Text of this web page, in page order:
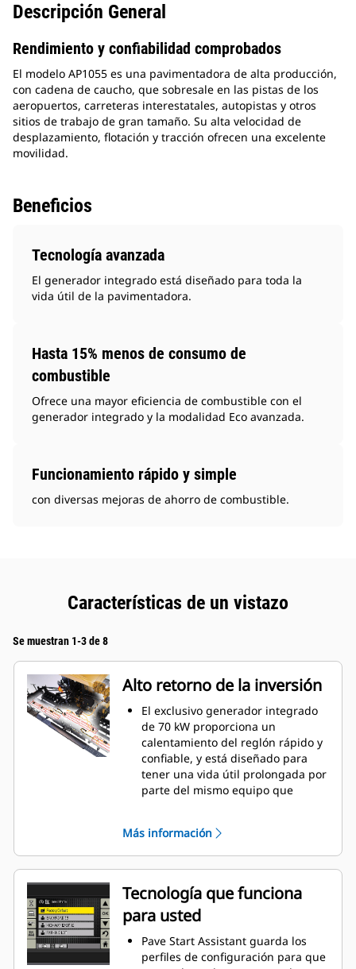
Descripción General
Rendimiento y confiabilidad comprobados
El modelo AP1055 es una pavimentadora de alta producción,
con cadena de caucho, que sobresale en las pistas de los
aeropuertos, carreteras interestatales, autopistas y otros
sitios de trabajo de gran tamaño. Su alta velocidad de
desplazamiento, flotación y tracción ofrecen una excelente
movilidad.
Beneficios
Tecnología avanzada
El generador integrado está diseñado para toda la
vida útil de la pavimentadora.
Hasta 15% menos de consumo de
combustible
Ofrece una mayor eficiencia de combustible con el
generador integrado y la modalidad Eco avanzada.
Funcionamiento rápido y simple
con diversas mejoras de ahorro de combustible.
Características de un vistazo
Se muestran 1-3 de 8
Alto retorno de la inversión
El exclusivo generador integrado
de 70 kW proporciona un
calentamiento del reglón rápido y
confiable, y está diseñado para
tener una vida útil prolongada por
parte del mismo equipo que
Conductores de reglones de
calentamiento rápido para una
mayor producción diaria; el tiempo
de calentamiento es tan solo de 15
minutos.
El diseño del tren de rodaje Mobil-
trac™ ofrece excelente tracción,
buena flotación y rápido
desplazamiento que ayudan a
Más información
Tecnología que funciona
para usted
Pave Start Assistant guarda los
perfiles de configuración para que